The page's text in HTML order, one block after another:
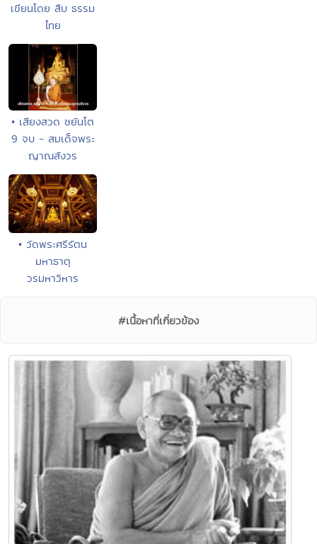
เขียนโดย สืบ ธรรม
ไทย
• เสียงสวด ชยันโต
9 จบ - สมเด็จพระ
ญาณสังวร
• วัดพระศรีรัตน
มหาธาตุ
วรมหาวิหาร
#เนื้อหาที่เกี่ยวข้อง